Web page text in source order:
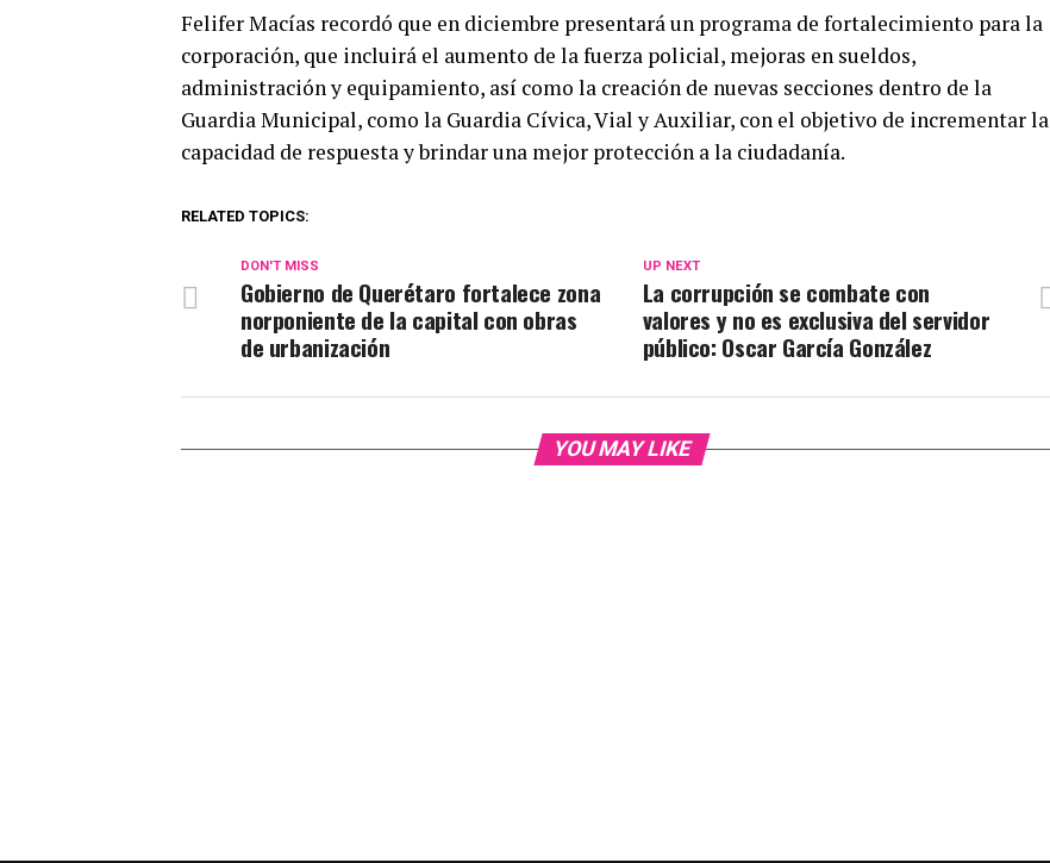
Felifer Macías recordó que en diciembre presentará un programa de fortalecimiento para la
corporación, que incluirá el aumento de la fuerza policial, mejoras en sueldos,
administración y equipamiento, así como la creación de nuevas secciones dentro de la
Guardia Municipal, como la Guardia Cívica, Vial y Auxiliar, con el objetivo de incrementar la
capacidad de respuesta y brindar una mejor protección a la ciudadanía.
RELATED TOPICS:
UP NEXT
La corrupción se combate con
valores y no es exclusiva del servidor
público: Oscar García González
DON'T MISS
Gobierno de Querétaro fortalece zona
norponiente de la capital con obras
de urbanización
YOU MAY LIKE